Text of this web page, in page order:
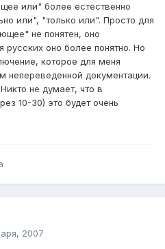
или" более естественно
или", "только или". Просто для
не понятен, оно
оно более понятно. Но
которое для меня
непереведенной документации.
не думает, что в
10-30) это будет очень
2007